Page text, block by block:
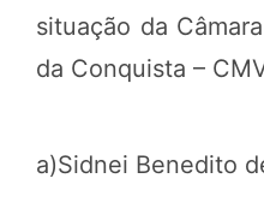
situação da
da Conquista –
a)Sidnei Benedito